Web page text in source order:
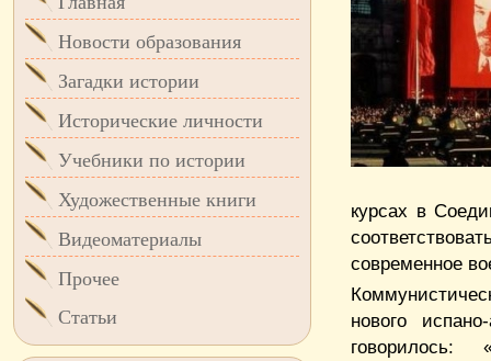
курсах в
современное
нового
говорилось:
Новости образования
Загадки истории
Исторические личности
Учебники по истории
Художественные книги
Видеоматериалы
Прочее
Статьи